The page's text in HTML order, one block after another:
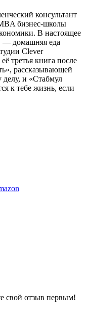
консультант
бизнес-школы
В настоящее
— домашняя еда
Clever
третья книга после
рассказывающей
и «Стабмул
к тебе жизнь, если
свой отзыв первым!